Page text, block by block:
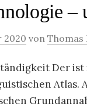
–
2020 von Thomas
Der
Atlas.